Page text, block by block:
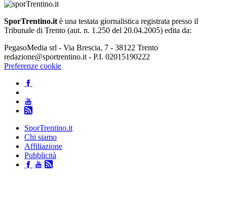
SporTrentino.itè una testata giornalistica registrata presso il
Tribunale di Trento (aut. n. 1.250 del 20.04.2005) edita da:
PegasoMedia srl - Via Brescia, 7 - 38122 Trento
redazione@sportrentino.it - P.I. 02015190222
Preferenze cookie
SporTrentino.it
Chi siamo
Affiliazione
Pubblicità